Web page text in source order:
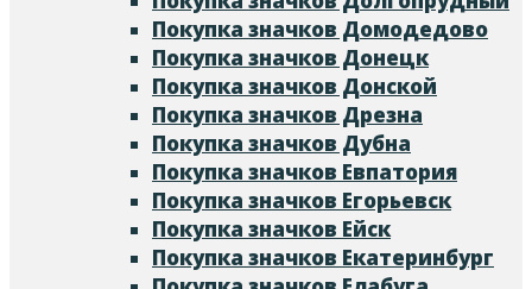
Покупка значков Домодедово
Покупка значков Донецк
Покупка значков Донской
Покупка значков Дрезна
Покупка значков Дубна
Покупка значков Евпатория
Покупка значков Егорьевск
Покупка значков Ейск
Покупка значков Екатеринбург